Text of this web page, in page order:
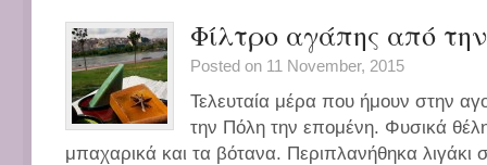
Φίλτρο αγάπης από
Posted on 11 November, 2015
Τελευταία μέρα που ήμουν στην
την Πόλη την επομένη. Φυσικά
μπαχαρικά και τα βότανα. Περιπλανήθηκα λιγάκι